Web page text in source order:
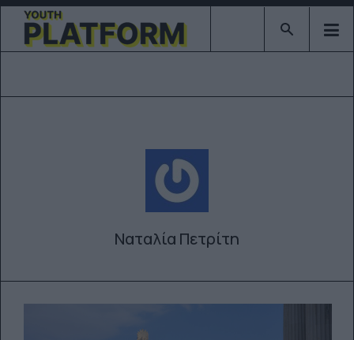
Type 2 or
Ναταλία Πετρίτη